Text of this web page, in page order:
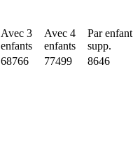
Avec 3
enfants
Avec 4
enfants
Par enfant
supp.
68766 77499 8646